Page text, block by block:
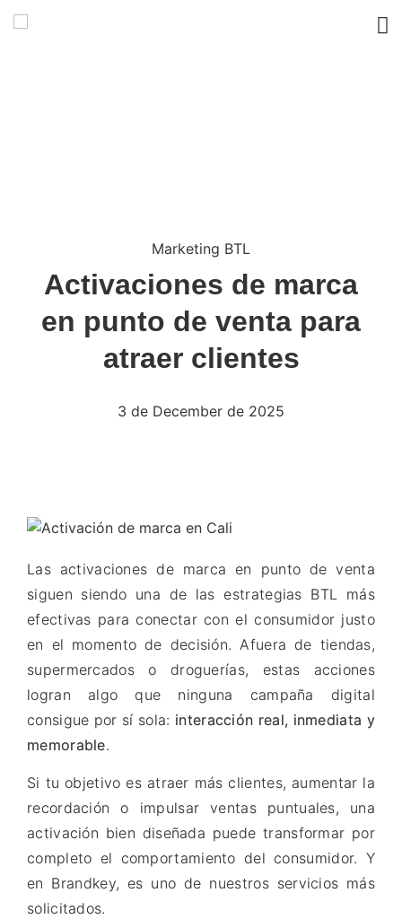
Marketing BTL
Activaciones de marca
en punto de venta para
atraer clientes
3 de December de 2025
Las activaciones de marca en punto de venta
siguen siendo una de las estrategias BTL más
efectivas para conectar con el consumidor justo
en el momento de decisión. Afuera de tiendas,
supermercados o droguerías, estas acciones
logran algo que ninguna campaña digital
consigue por sí sola: interacción real, inmediata y
memorable.
Si tu objetivo es atraer más clientes, aumentar la
recordación o impulsar ventas puntuales, una
activación bien diseñada puede transformar por
completo el comportamiento del consumidor. Y
en Brandkey, es uno de nuestros servicios más
solicitados.